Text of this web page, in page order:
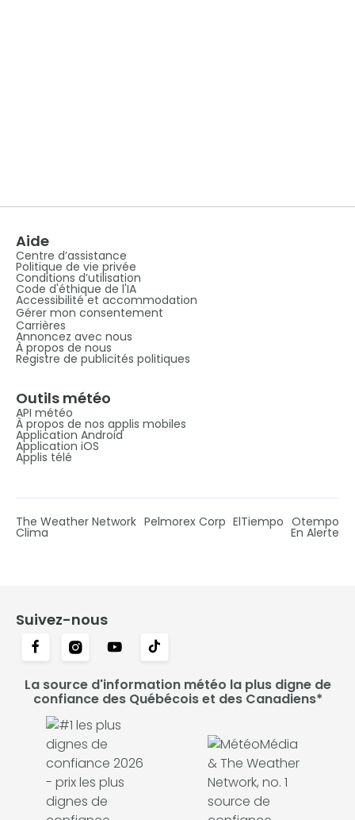
Aide
Centre d’assistance
Politique de vie privée
Conditions d’utilisation
Code d'éthique de l'IA
Accessibilité et accommodation
Gérer mon consentement
Carrières
Annoncez avec nous
À propos de nous
Registre de publicités politiques
Outils météo
API météo
À propos de nos applis mobiles
Application Android
Application iOS
Applis télé
The Weather Network Pelmorex Corp ElTiempo Otempo
Clima En Alerte
Suivez-nous
La source d'information météo la plus digne de
confiance des Québécois et des Canadiens*